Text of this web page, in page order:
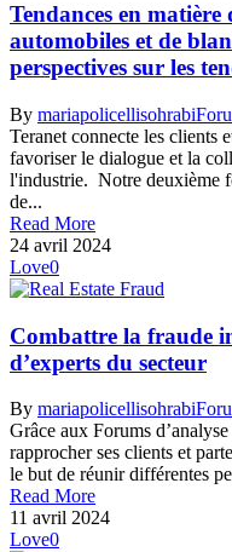
Tendances en
automobiles et de
perspectives sur les
By mariapolicellisohrabi
Teranet connecte les clients
favoriser le dialogue et la
l'industrie. Notre deuxième
de...
Read More
24 avril 2024
Love0
Combattre la fraude
d’experts du secteur
By mariapolicellisohrabi
Grâce aux Forums
rapprocher ses clients et
le but de réunir différentes
Read More
11 avril 2024
Love0